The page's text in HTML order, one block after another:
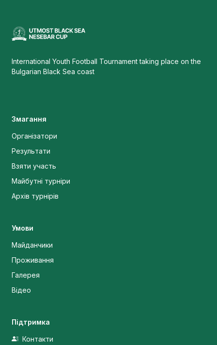
International Youth Football Tournament taking place on the
Bulgarian Black Sea coast
Змагання
Організатори
Результати
Взяти участь
Майбутні турніри
Архів турнірів
Умови
Майданчики
Проживання
Галерея
Відео
Підтримка
Контакти